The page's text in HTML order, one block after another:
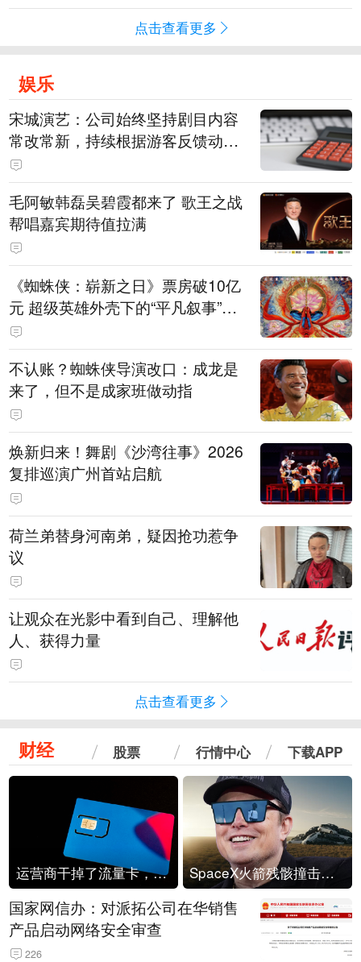
点击查看更多
娱乐
宋城演艺：公司始终坚持剧目内容
常改常新，持续根据游客反馈动态
优化节目配比
毛阿敏韩磊吴碧霞都来了 歌王之战
帮唱嘉宾期待值拉满
《蜘蛛侠：崭新之日》票房破10亿
元 超级英雄外壳下的“平凡叙事”打
动人心
不认账？蜘蛛侠导演改口：成龙是
来了，但不是成家班做动指
焕新归来！舞剧《沙湾往事》2026
复排巡演广州首站启航
荷兰弟替身河南弟，疑因抢功惹争
议
让观众在光影中看到自己、理解他
人、获得力量
点击查看更多
财经 股票 行情中心 下载APP
运营商干掉了流量卡，他们真的玩不起了 SpaceX火箭残骸撞击月球
国家网信办：对派拓公司在华销售
产品启动网络安全审查
226